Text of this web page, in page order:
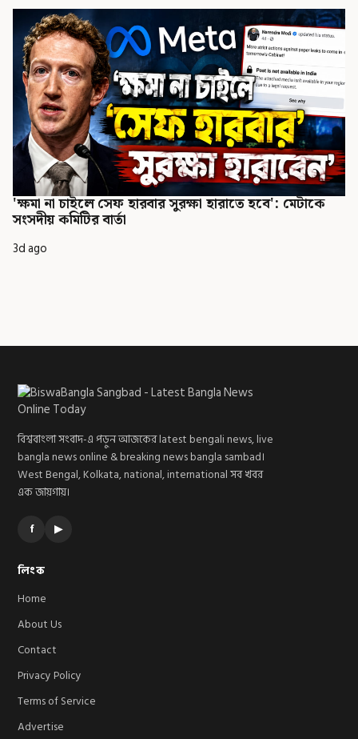
'ক্ষমা না চাইলে সেফ হারবার সুরক্ষা হারাতে হবে': মেটাকে
সংসদীয় কমিটির বার্তা
3d ago
বিশ্ববাংলা সংবাদ-এ পড়ুন আজকের latest bengali news, live
bangla news online & breaking news bangla sambad।
West Bengal, Kolkata, national, international সব খবর
এক জায়গায়।
f ▶
লিংক
Home
About Us
Contact
Privacy Policy
Terms of Service
Advertise